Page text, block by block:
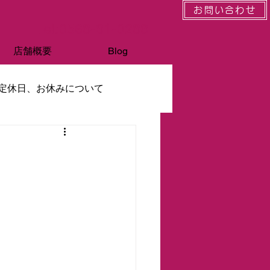
お問い合わせ
店舗概要 Blog
休日、お休みについて